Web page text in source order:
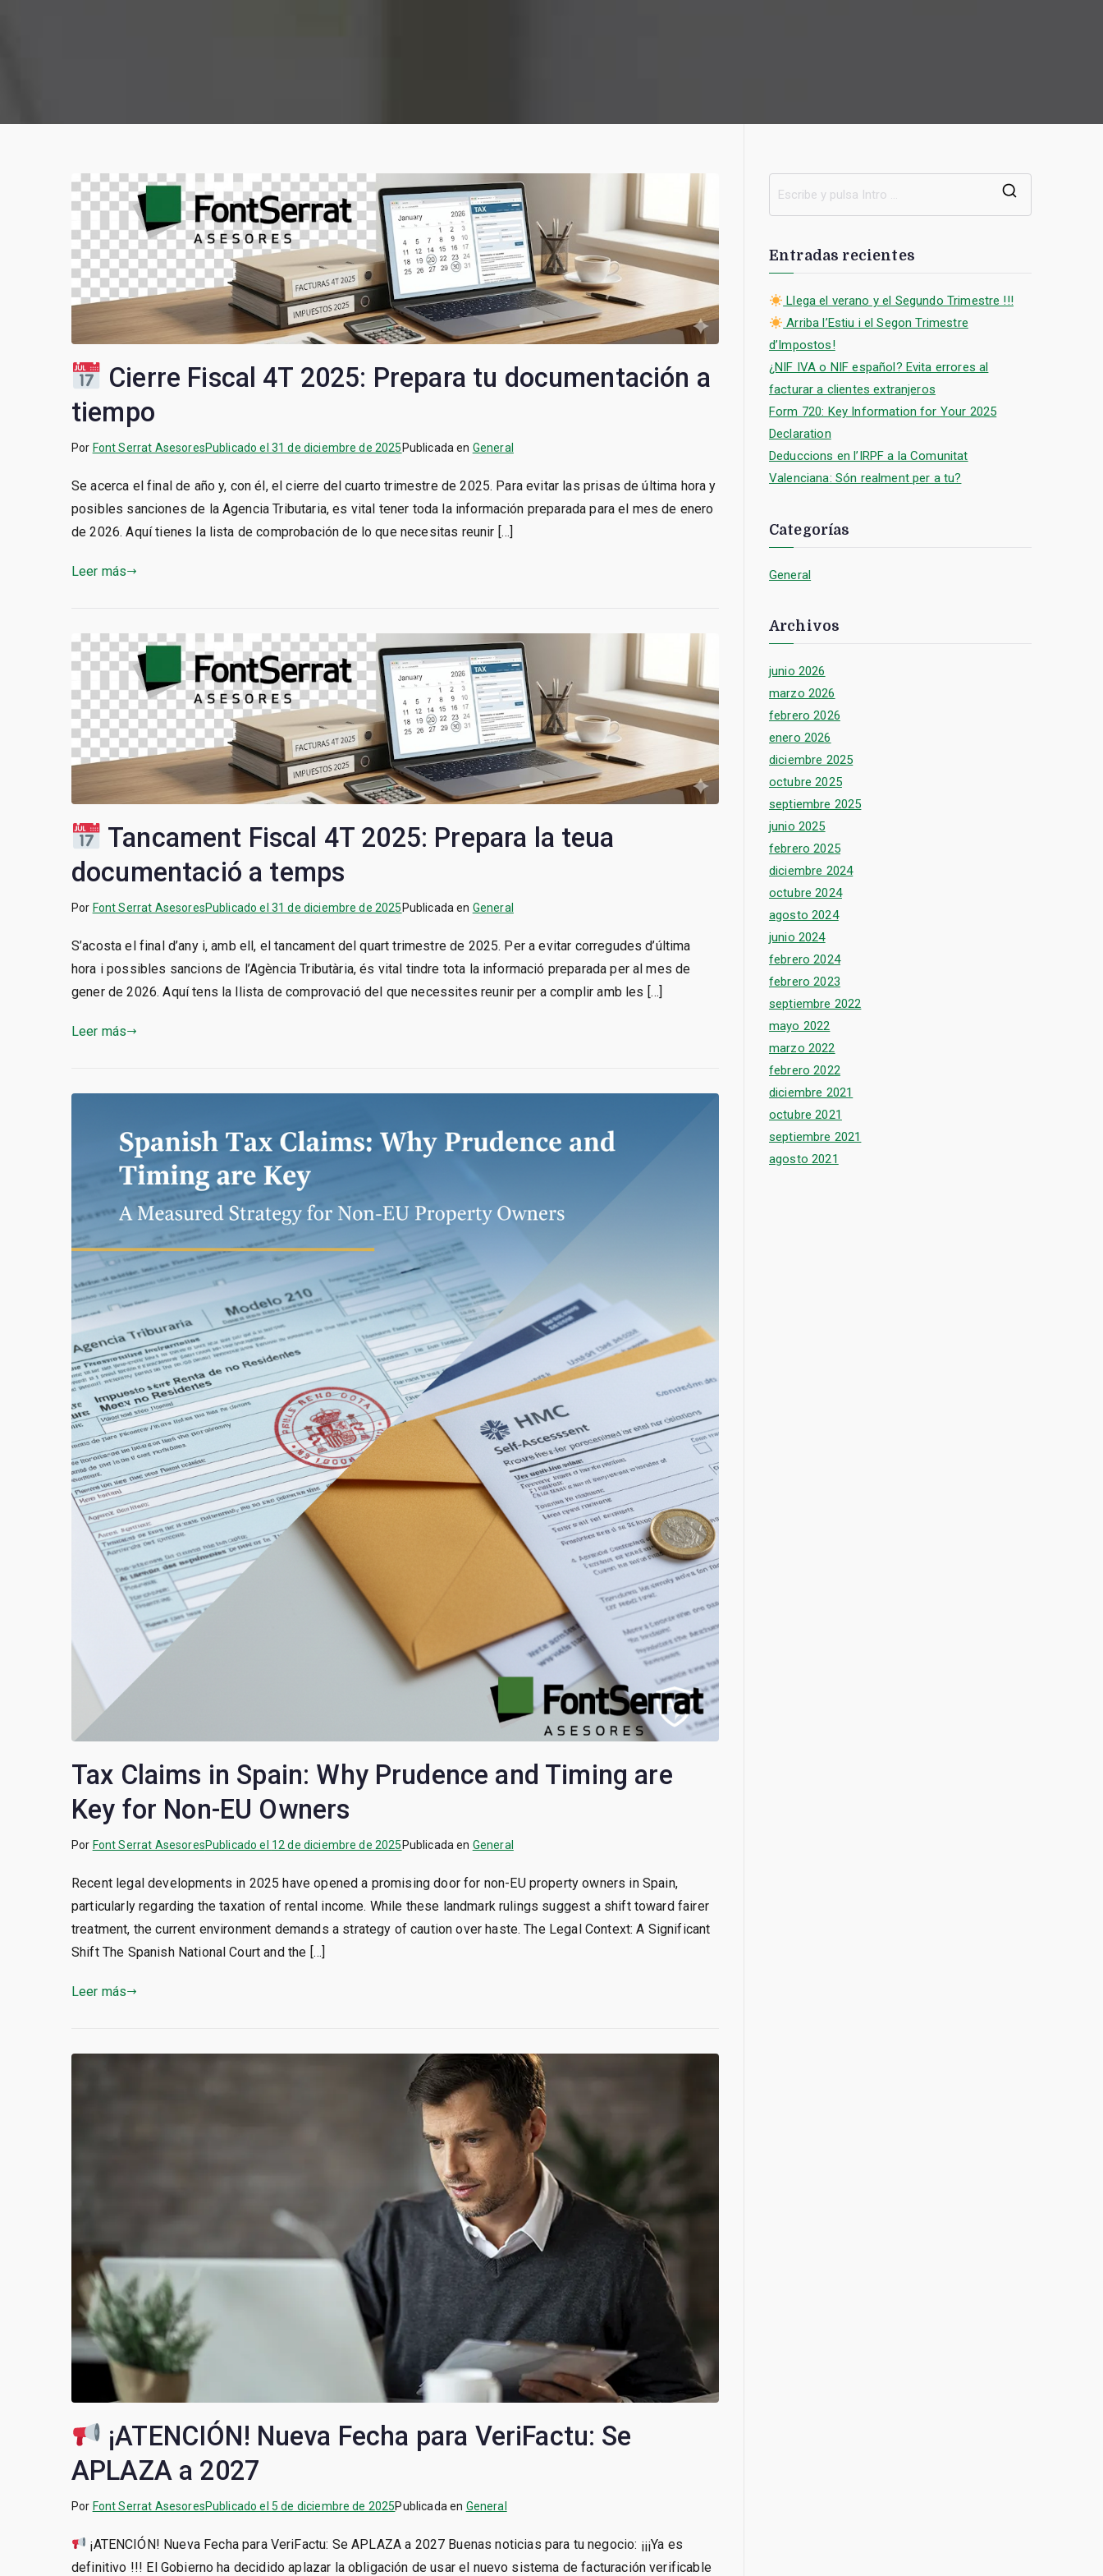
Cierre Fiscal 4T 2025: Prepara tu documentación a
tiempo
Por Font Serrat AsesoresPublicado el 31 de diciembre de 2025 Publicada en General
Se acerca el final de año y, con él, el cierre del cuarto trimestre de 2025. Para evitar las prisas de última hora y
posibles sanciones de la Agencia Tributaria, es vital tener toda la información preparada para el mes de enero
de 2026. Aquí tienes la lista de comprobación de lo que necesitas reunir […]
Leer más
Tancament Fiscal 4T 2025: Prepara la teua
documentació a temps
Por Font Serrat AsesoresPublicado el 31 de diciembre de 2025 Publicada en General
S’acosta el final d’any i, amb ell, el tancament del quart trimestre de 2025. Per a evitar corregudes d’última
hora i possibles sancions de l’Agència Tributària, és vital tindre tota la informació preparada per al mes de
gener de 2026. Aquí tens la llista de comprovació del que necessites reunir per a complir amb les […]
Leer más
Tax Claims in Spain: Why Prudence and Timing are
Key for Non-EU Owners
Por Font Serrat AsesoresPublicado el 12 de diciembre de 2025 Publicada en General
Recent legal developments in 2025 have opened a promising door for non-EU property owners in Spain,
particularly regarding the taxation of rental income. While these landmark rulings suggest a shift toward fairer
treatment, the current environment demands a strategy of caution over haste. The Legal Context: A Significant
Shift The Spanish National Court and the […]
Leer más
¡ATENCIÓN! Nueva Fecha para VeriFactu: Se
APLAZA a 2027
Por Font Serrat AsesoresPublicado el 5 de diciembre de 2025Publicada en General
¡ATENCIÓN! Nueva Fecha para VeriFactu: Se APLAZA a 2027 Buenas noticias para tu negocio: ¡¡¡Ya es
definitivo !!! El Gobierno ha decidido aplazar la obligación de usar el nuevo sistema de facturación verificable
Entradas recientes
Llega el verano y el Segundo Trimestre !!!
Arriba l’Estiu i el Segon Trimestre
d’Impostos!
¿NIF IVA o NIF español? Evita errores al
facturar a clientes extranjeros
Form 720: Key Information for Your 2025
Declaration
Deduccions en l’IRPF a la Comunitat
Valenciana: Són realment per a tu?
Categorías
General
Archivos
junio 2026
marzo 2026
febrero 2026
enero 2026
diciembre 2025
octubre 2025
septiembre 2025
junio 2025
febrero 2025
diciembre 2024
octubre 2024
agosto 2024
junio 2024
febrero 2024
febrero 2023
septiembre 2022
mayo 2022
marzo 2022
febrero 2022
diciembre 2021
octubre 2021
septiembre 2021
agosto 2021